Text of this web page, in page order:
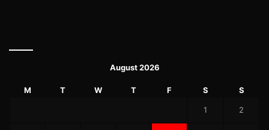
August 2026
M T W T F S S
1 2